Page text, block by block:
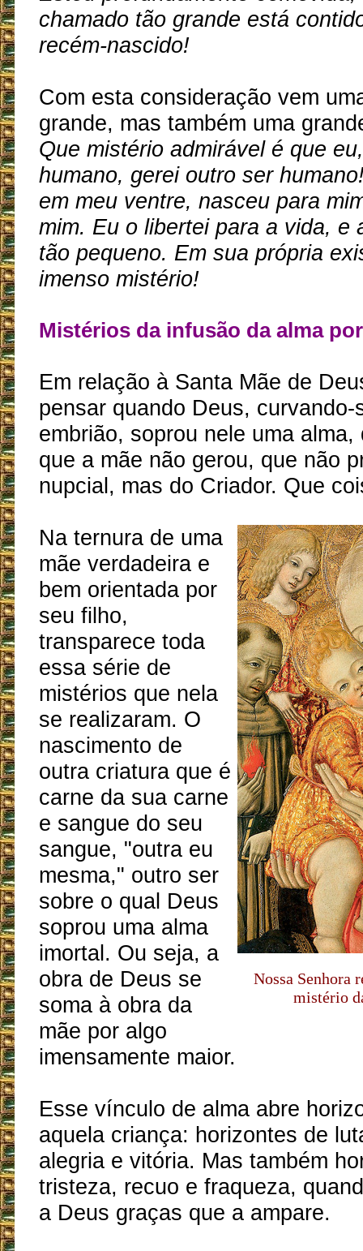
chamado tão grande está
recém-nascido!
Com esta consideração vem
grande, mas também uma
Que mistério admirável é que
humano, gerei outro ser
em meu ventre, nasceu para
mim. Eu o libertei para a vida, e
tão pequeno. Em sua própria
imenso mistério!
Mistérios da infusão da alma
Em relação à Santa Mãe de
pensar quando Deus, curvando-
embrião, soprou nele uma alma,
que a mãe não gerou, que não
nupcial, mas do Criador. Que
Nossa Senhora
mistério
Na ternura de uma
mãe verdadeira e
bem orientada por
seu filho,
transparece toda
essa série de
mistérios que nela
se realizaram. O
nascimento de
outra criatura que é
carne da sua carne
e sangue do seu
sangue, "outra eu
mesma," outro ser
sobre o qual Deus
soprou uma alma
imortal. Ou seja, a
obra de Deus se
soma à obra da
mãe por algo
imensamente maior.
Esse vínculo de alma abre
aquela criança: horizontes de
alegria e vitória. Mas também
tristeza, recuo e fraqueza,
a Deus graças que a ampare.